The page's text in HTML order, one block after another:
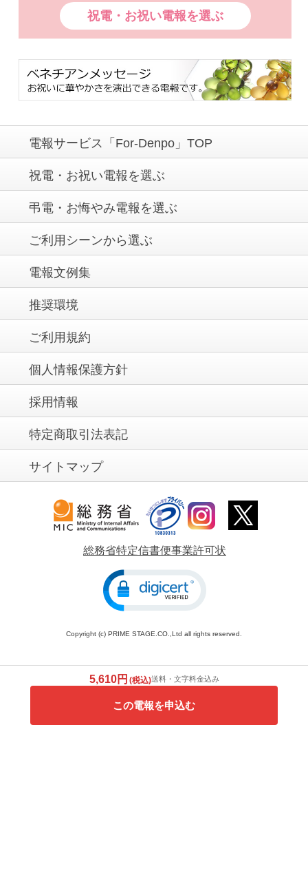
祝電・お祝い電報を選ぶ
電報サービス「For-Denpo」TOP
祝電・お祝い電報を選ぶ
弔電・お悔やみ電報を選ぶ
ご利用シーンから選ぶ
電報文例集
推奨環境
ご利用規約
個人情報保護方針
採用情報
特定商取引法表記
サイトマップ
総務省特定信書便事業許可状
Copyright (c) PRIME STAGE.CO.,Ltd all rights reserved.
5,610円 (税込)送料・文字料金込み
この電報を申込む